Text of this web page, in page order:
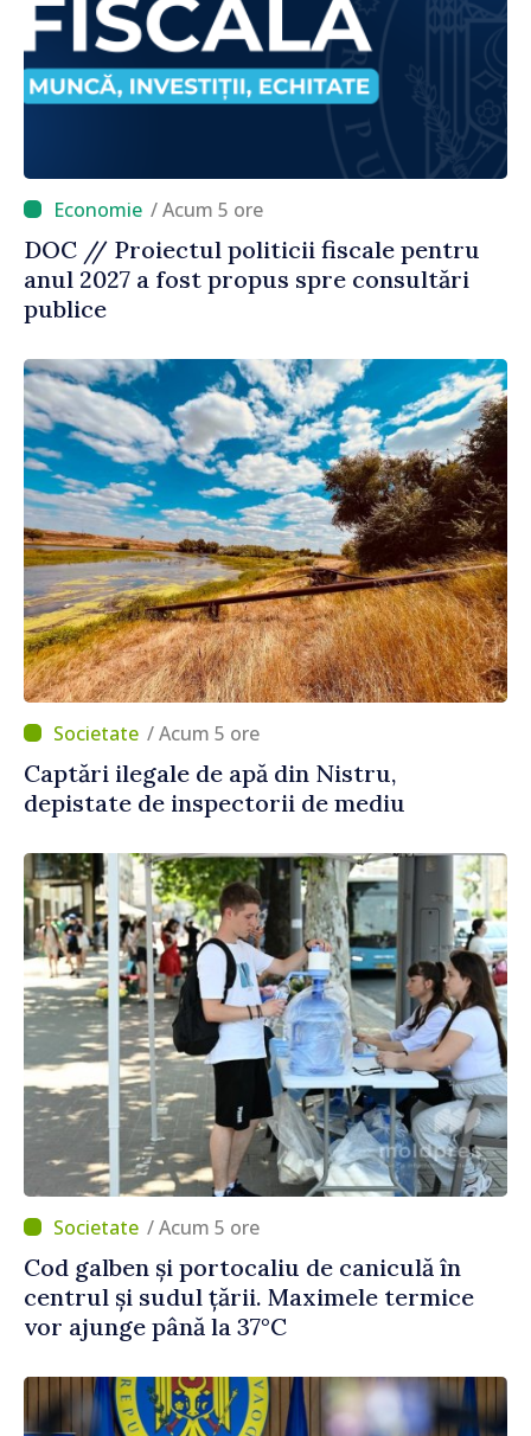
/ Acum 5 ore
DOC // Proiectul politicii fiscale pentru
anul 2027 a fost propus spre consultări
publice
/ Acum 5 ore
Captări ilegale de apă din Nistru,
depistate de inspectorii de mediu
/ Acum 5 ore
Cod galben și portocaliu de caniculă în
centrul și sudul țării. Maximele termice
vor ajunge până la 37°C